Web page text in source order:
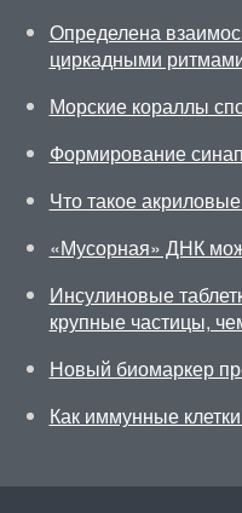
Определена
циркадными
Морские кораллы
Формирование
Что такое
«Мусорная» ДНК
Инсулиновые
крупные частицы,
Новый биомаркер
Как иммунные